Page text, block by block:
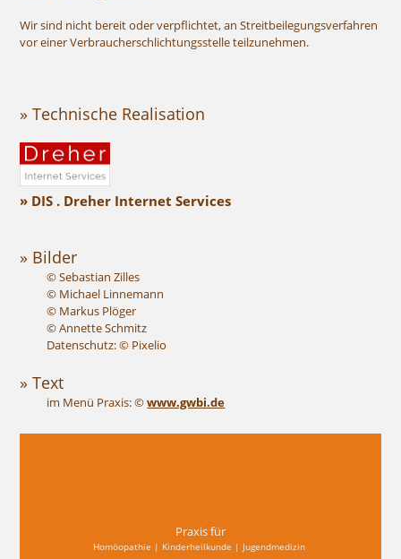
Wir sind nicht bereit oder verpflichtet, an Streitbeilegungsverfahren
vor einer Verbraucherschlichtungsstelle teilzunehmen.
» Technische Realisation
» DIS . Dreher Internet Services
» Bilder
© Sebastian Zilles
© Michael Linnemann
© Markus Plöger
© Annette Schmitz
Datenschutz:© Pixelio
» Text
im Menü Praxis: ©www.gwbi.de
Praxis für
Homöopathie | Kinderheilkunde | Jugendmedizin